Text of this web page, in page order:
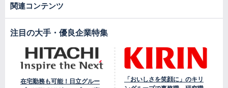
関連コンテンツ
注目の大手・優良企業特集
在宅勤務も可能！日立グルー
「おいしさを笑顔に」のキリ